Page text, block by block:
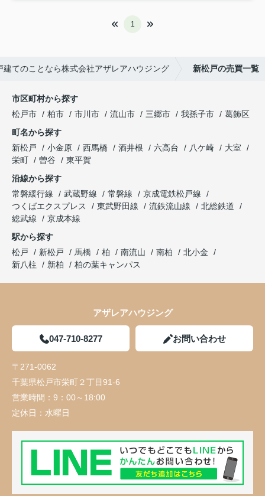
1
建てのことなら株式会社アザレアハウジング 新松戸の売買一覧
市区町村から探す
松戸市
柏市 市川市 流山市 三郷市 我孫子市
葛飾区
町名から探す
新松戸
小金原 西馬橋 酒井根 六高台 八ケ崎
大室
栄町
曽谷
東平賀
沿線から探す
常磐緩行線
武蔵野線 常磐線
京成電鉄松戸線
つくばエクスプレス
東武野田線 流鉄流山線
北総鉄道
総武線
京成本線
駅から探す
松戸
新松戸 馬橋 柏 南流山 南柏
北小金
新八柱
新柏 柏の葉キャンパス
アザレアハウジング
047-710-8277 お問い合わせ
〒271-0062
千葉県松戸市栄町２丁目91-6
営業時間： 9：00～18:00
定休日： 水曜日